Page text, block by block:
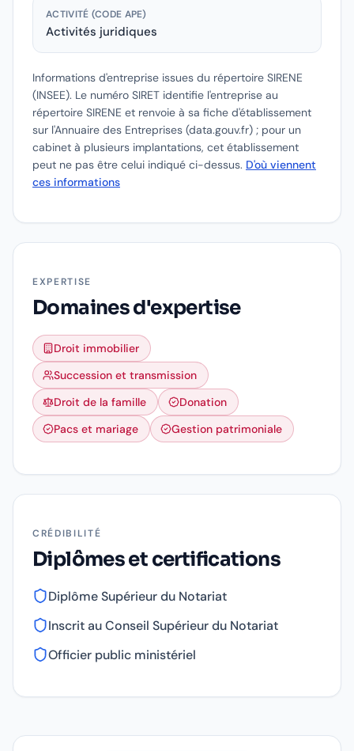
ACTIVITÉ (CODE APE)
Activités juridiques
Informations d'entreprise issues du répertoire SIRENE
(INSEE). Le numéro SIRET identifie l'entreprise au
répertoire SIRENE et renvoie à sa fiche d'établissement
sur l'Annuaire des Entreprises (data.gouv.fr) ; pour un
cabinet à plusieurs implantations, cet établissement
peut ne pas être celui indiqué ci-dessus. D'où viennent
ces informations
EXPERTISE
Domaines d'expertise
Droit immobilier
Succession et transmission
Droit de la famille
Donation
Pacs et mariage
Gestion patrimoniale
CRÉDIBILITÉ
Diplômes et certifications
Diplôme Supérieur du Notariat
Inscrit au Conseil Supérieur du Notariat
Officier public ministériel